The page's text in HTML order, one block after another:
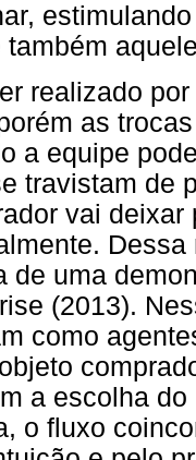
também
realizado
as
a equipe
travistam de
vai
de uma
(2013).
como
a escolha
o fluxo